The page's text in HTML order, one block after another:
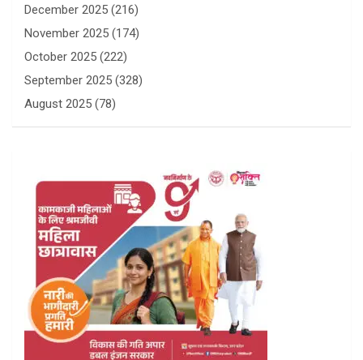
December 2025 (216)
November 2025 (174)
October 2025 (222)
September 2025 (328)
August 2025 (78)